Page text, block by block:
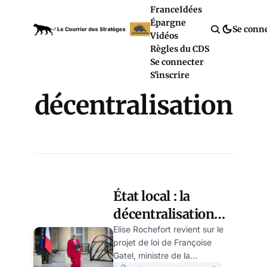
FranceIdées
Épargne
Vidéos
Règles du CDS
Se connecter
S'inscrire
Se
décentralisation
État local : la
décentralisation
jacobine de
Sébastien Lecornu,
Elise Rochefort revient sur le
projet de loi de Françoise
Gatel, ministre de la